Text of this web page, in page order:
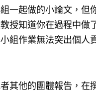
一起做的小論文，但
授知道你在過程中做
組作業無法突出個人
其他的團體報告，在